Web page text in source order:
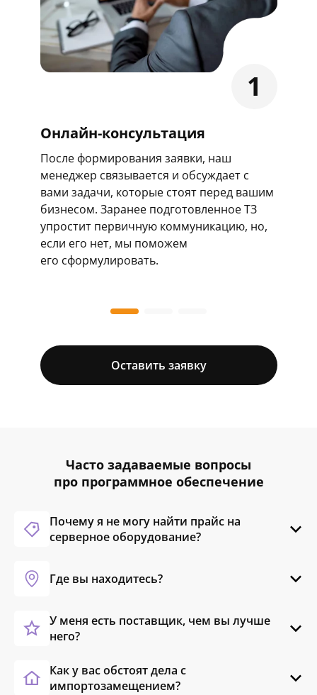
1
Онлайн-консультация
После формирования заявки, наш
менеджер связывается и обсуждает с
вами задачи, которые стоят перед вашим
бизнесом. Заранее подготовленное ТЗ
упростит первичную коммуникацию, но,
если его нет, мы поможем
его сформулировать.
Оставить заявку
Часто задаваемые вопросы
про программное обеспечение
Почему я не могу найти прайс на
серверное оборудование?
Где вы находитесь?
У меня есть поставщик, чем вы лучше
него?
Как у вас обстоят дела с
импортозамещением?